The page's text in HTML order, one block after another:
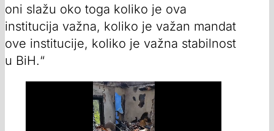
oni slažu oko toga koliko je ova
institucija važna, koliko je važan mandat
ove institucije, koliko je važna stabilnost
u BiH.“